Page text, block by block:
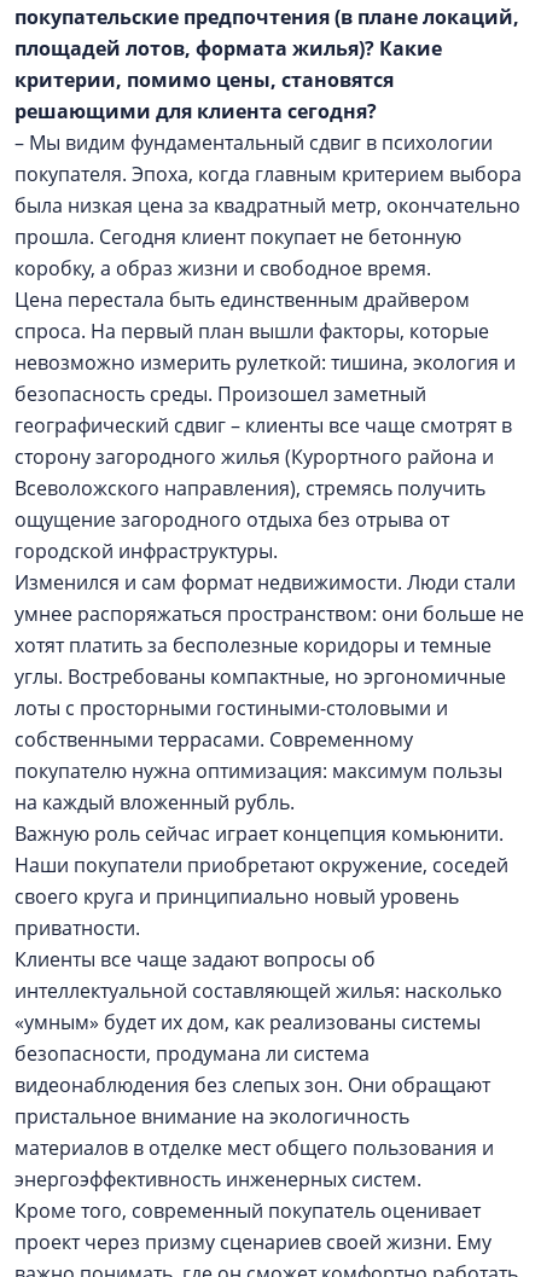
покупательские предпочтения (в плане локаций,
площадей лотов, формата жилья)? Какие
критерии, помимо цены, становятся
решающими для клиента сегодня?
– Мы видим фундаментальный сдвиг в психологии
покупателя. Эпоха, когда главным критерием выбора
была низкая цена за квадратный метр, окончательно
прошла. Сегодня клиент покупает не бетонную
коробку, а образ жизни и свободное время.
Цена перестала быть единственным драйвером
спроса. На первый план вышли факторы, которые
невозможно измерить рулеткой: тишина, экология и
безопасность среды. Произошел заметный
географический сдвиг – клиенты все чаще смотрят в
сторону загородного жилья (Курортного района и
Всеволожского направления), стремясь получить
ощущение загородного отдыха без отрыва от
городской инфраструктуры.
Изменился и сам формат недвижимости. Люди стали
умнее распоряжаться пространством: они больше не
хотят платить за бесполезные коридоры и темные
углы. Востребованы компактные, но эргономичные
лоты с просторными гостиными-столовыми и
собственными террасами. Современному
покупателю нужна оптимизация: максимум пользы
на каждый вложенный рубль.
Важную роль сейчас играет концепция комьюнити.
Наши покупатели приобретают окружение, соседей
своего круга и принципиально новый уровень
приватности.
Клиенты все чаще задают вопросы об
интеллектуальной составляющей жилья: насколько
«умным» будет их дом, как реализованы системы
безопасности, продумана ли система
видеонаблюдения без слепых зон. Они обращают
пристальное внимание на экологичность
материалов в отделке мест общего пользования и
энергоэффективность инженерных систем.
Кроме того, современный покупатель оценивает
проект через призму сценариев своей жизни. Ему